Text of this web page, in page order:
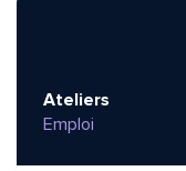
Ateliers
Emploi